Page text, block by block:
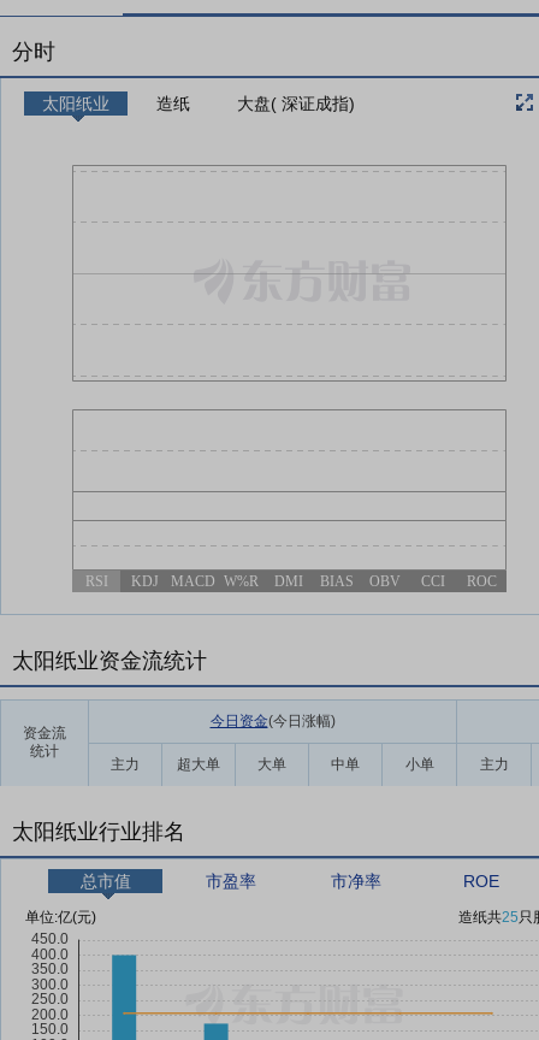
分时
太阳纸业 造纸 大盘( 深证成指)
RSI KDJ MACD W%R DMI BIAS OBV CCI ROC
太阳纸业资金流统计
资金流
统计
今日资金(今日涨幅)
主力 超大单 大单 中单 小单 主力
太阳纸业行业排名
总市值 市盈率 市净率 ROE
单位:亿(元) 造纸共25只